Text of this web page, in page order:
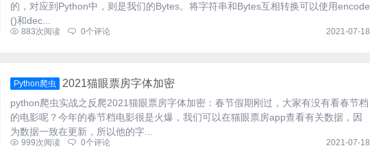
的，对应到Python中，则是我们的Bytes。将字符串和Bytes互相转换可以使用encode
()和dec...
883次阅读 0个评论 2021-07-18
Python爬虫 2021猫眼票房字体加密
python爬虫实战之反爬2021猫眼票房字体加密：春节假期刚过，大家有没有看春节档
的电影呢？今年的春节档电影很是火爆，我们可以在猫眼票房app查看有关数据，因
为数据一致在更新，所以他的字...
999次阅读 0个评论 2021-07-18